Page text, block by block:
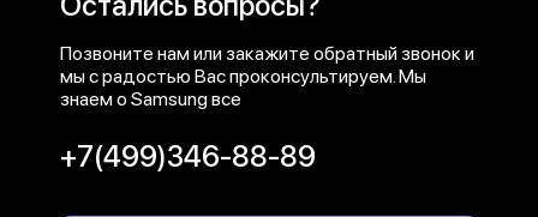
Позвоните нам или закажите обратный звонок и
мы с радостью Вас проконсультируем. Мы
знаем о Samsung все
+7(499)346-88-89